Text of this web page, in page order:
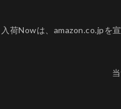
入荷Nowは、amazon.co.jpを